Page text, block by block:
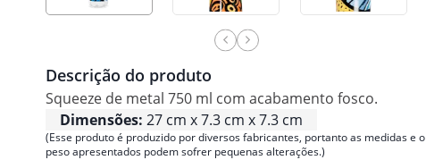
Descrição do produto
Squeeze de metal 750 ml com acabamento fosco.
Dimensões: 27 cm x 7.3 cm x 7.3 cm
(Esse produto é produzido por diversos fabricantes, portanto as medidas e o
peso apresentados podem sofrer pequenas alterações.)